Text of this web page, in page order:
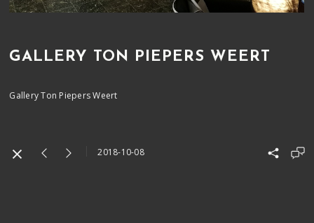
GALLERY TON PIEPERS WEERT
Gallery Ton Piepers Weert
2018-10-08